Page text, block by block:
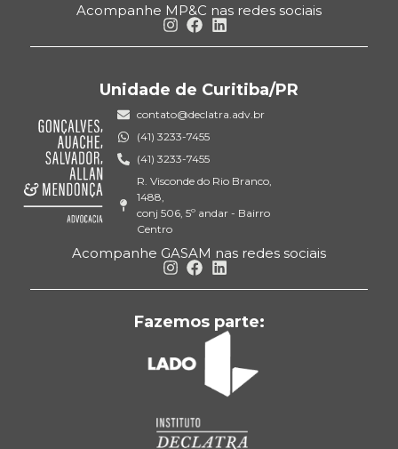
Acompanhe MP&C nas redes sociais
Unidade de Curitiba/PR
contato@declatra.adv.br
(41) 3233-7455
(41) 3233-7455
R. Visconde do Rio Branco,
1488,
conj 506, 5º andar - Bairro
Centro
Acompanhe GASAM nas redes sociais
Fazemos parte: